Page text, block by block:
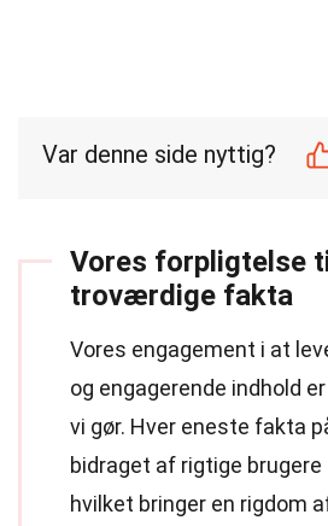
Var denne side nyttig?
Vores forpligtelse
troværdige fakta
Vores engagement i at
og engagerende indhold
vi gør. Hver eneste fakta
bidraget af rigtige brugere
hvilket bringer en rigdom